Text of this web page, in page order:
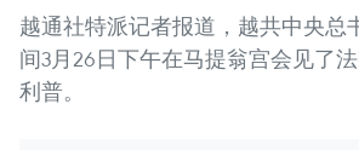
越通社特派记者报道，越共中央总
间3月26日下午在马提翁宫会见了
利普。